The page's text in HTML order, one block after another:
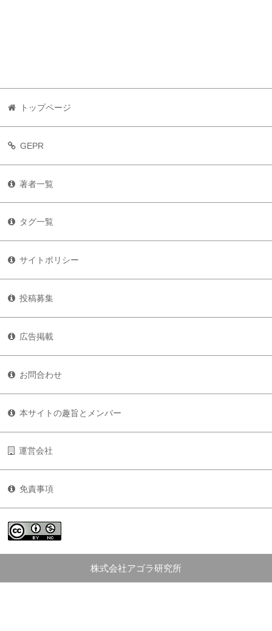
トップページ
GEPR
著者一覧
タグ一覧
サイトポリシー
投稿募集
広告掲載
お問合わせ
本サイトの趣旨とメンバー
運営会社
免責事項
株式会社アゴラ研究所